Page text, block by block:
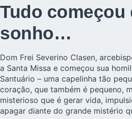
Tudo começou
sonho…
Dom Frei Severino Clasen,
a Santa Missa e começou sua
Santuário – uma capelinha tão
coração, que também é pequeno,
misterioso que é gerar vida,
apagar diante do grande mistério